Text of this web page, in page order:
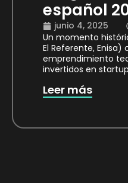
español
junio 4, 2025
Un momento
El Referente,
emprendimiento
invertidos en
Leer más